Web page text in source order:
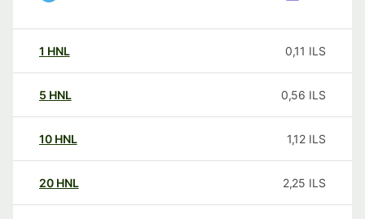
1 HNL 0,11 ILS
5 HNL 0,56 ILS
10 HNL 1,12 ILS
20 HNL 2,25 ILS